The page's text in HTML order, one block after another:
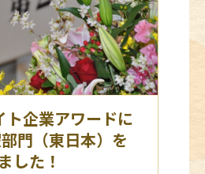
ト企業アワードに
門（東日本）を
した！